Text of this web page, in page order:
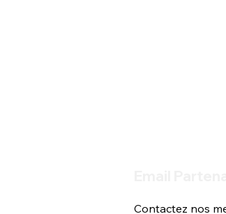
Contactez nos